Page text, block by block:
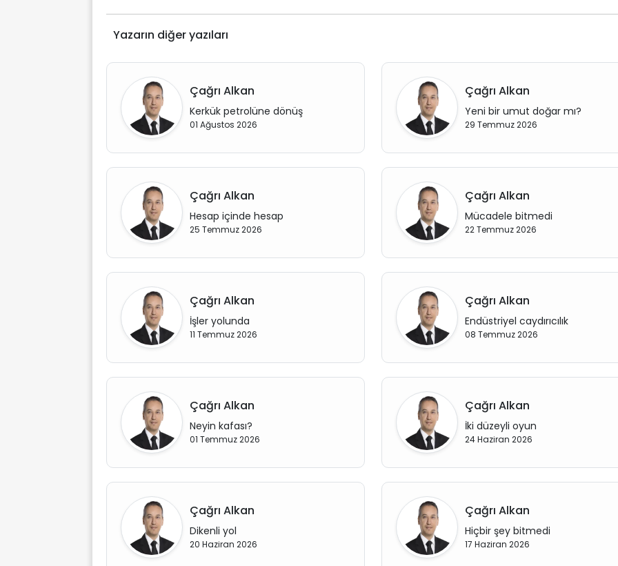
Yazarın diğer yazıları
Çağrı Alkan
Kerkük petrolüne dönüş
01 Ağustos 2026
Çağrı Alkan
Yeni bir umut doğar mı?
29 Temmuz 2026
Çağrı Alkan
Hesap içinde hesap
25 Temmuz 2026
Çağrı Alkan
Mücadele bitmedi
22 Temmuz 2026
Çağrı Alkan
İşler yolunda
11 Temmuz 2026
Çağrı Alkan
Endüstriyel caydırıcılık
08 Temmuz 2026
Çağrı Alkan
Neyin kafası?
01 Temmuz 2026
Çağrı Alkan
İki düzeyli oyun
24 Haziran 2026
Çağrı Alkan
Dikenli yol
20 Haziran 2026
Çağrı Alkan
Hiçbir şey bitmedi
17 Haziran 2026